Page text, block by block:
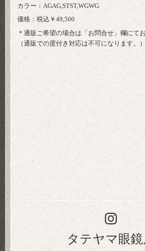
カラー：AGAG,STST,WGWG
価格：税込￥49,500
＊通販ご希望の場合は「 お問合せ 」欄にて
（通販での度付き対応は不可になります。）
タテヤマ眼